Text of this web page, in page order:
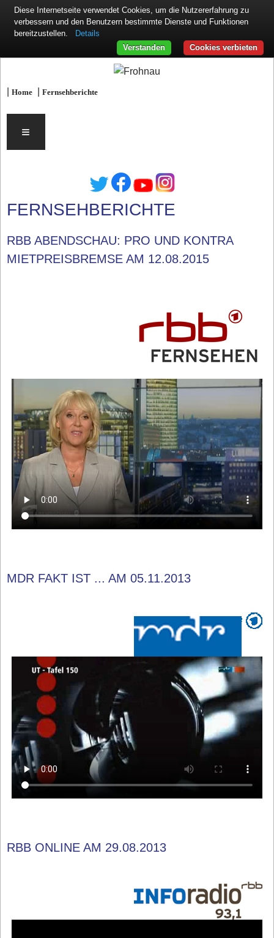
|Home |Fernsehberichte
≡
FERNSEHBERICHTE
RBB ABENDSCHAU: PRO UND KONTRA
MIETPREISBREMSE AM 12.08.2015
MDR FAKT IST ... AM 05.11.2013
RBB ONLINE AM 29.08.2013
Diese Internetseite verwendet Cookies, um die Nutzererfahrung zu
verbessern und den Benutzern bestimmte Dienste und Funktionen
bereitzustellen.
Details
Cookies verbieten
Verstanden